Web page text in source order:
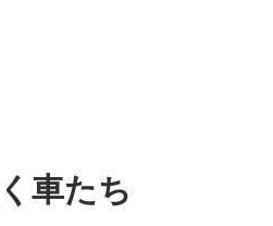
車たち